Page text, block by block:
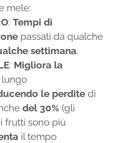
mele:
: Tempi di
passati da qualche
settimana.
: Migliora la
lungo
le perdite di
del 30% (gli
frutti sono più
il tempo